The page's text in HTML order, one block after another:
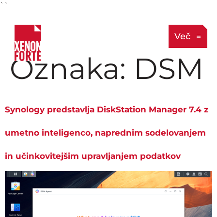
``
Več
Oznaka: DSM
Synology predstavlja DiskStation Manager 7.4 z
umetno inteligenco, naprednim sodelovanjem
in učinkovitejšim upravljanjem podatkov